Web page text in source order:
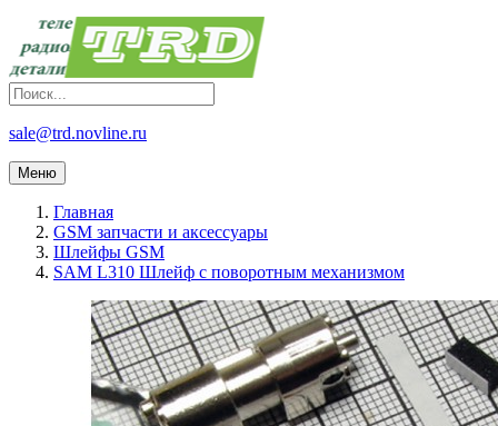
sale@trd.novline.ru
Меню
Главная
GSM запчасти и аксессуары
Шлейфы GSM
SAM L310 Шлейф с поворотным механизмом